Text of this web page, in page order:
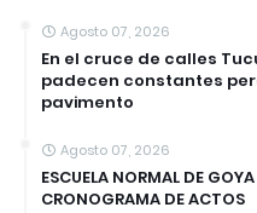
Agosto 07, 2026
En el cruce de calles
padecen constantes
pavimento
Agosto 07, 2026
ESCUELA NORMAL DE
CRONOGRAMA DE ACTOS